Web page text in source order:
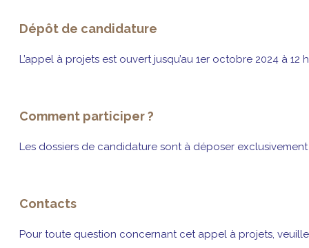
Dépôt de candidature
L’appel à projets est ouvert jusqu’au 1er octobre 2024 à 12
Comment participer ?
Les dossiers de candidature sont à déposer
Contacts
Pour toute question concernant cet appel à projets,